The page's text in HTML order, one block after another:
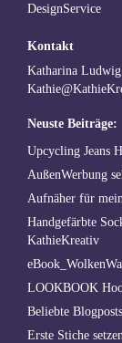
DesignService
Kontakt
Katharina
Neuste Beiträge:
Upcycling Jeans
AußenWerbung
Aufnäher für
Handgefärbte
KathieKreativ
LOOKBOOK
Beliebte
Erste Stiche